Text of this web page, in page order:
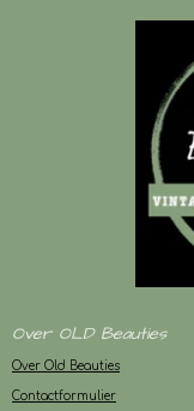
Over OLD Beauties
Over Old Beauties
Contactformulier